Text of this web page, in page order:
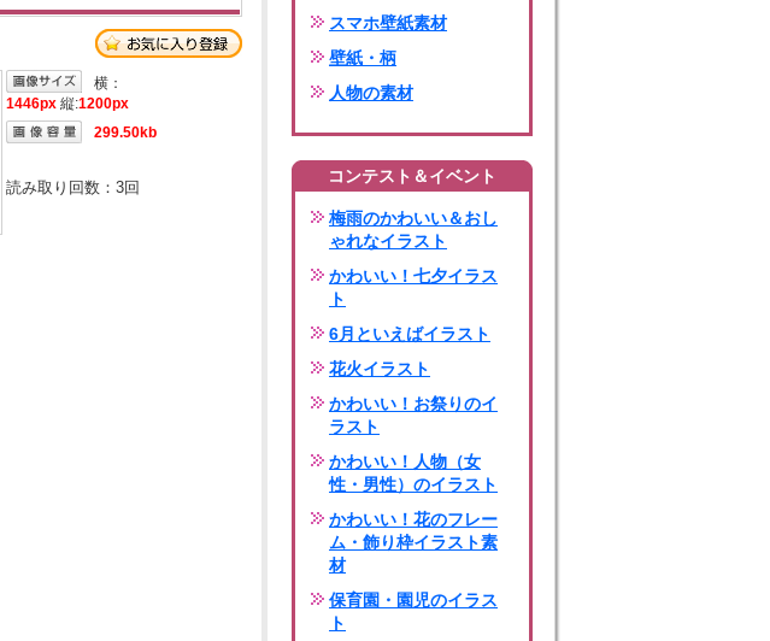
横：
1446px 縦:1200px
299.50kb
読み取り回数： 3回
スマホ壁紙素材
壁紙・柄
人物の素材
コンテスト＆イベント
梅雨のかわいい＆おし
ゃれなイラスト
かわいい！七夕イラス
ト
6月といえばイラスト
花火イラスト
かわいい！お祭りのイ
ラスト
かわいい！人物（女
性・男性）のイラスト
かわいい！花のフレー
ム・飾り枠イラスト素
材
保育園・園児のイラス
ト